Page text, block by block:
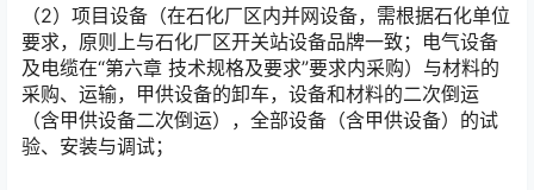
（2）项目设备（在石化厂区内并网设备，需根据石化单位
要求，原则上与石化厂区开关站设备品牌一致；电气设备
及电缆在“第六章 技术规格及要求”要求内采购）与材料的
采购、运输，甲供设备的卸车，设备和材料的二次倒运
（含甲供设备二次倒运），全部设备（含甲供设备）的试
验、安装与调试；